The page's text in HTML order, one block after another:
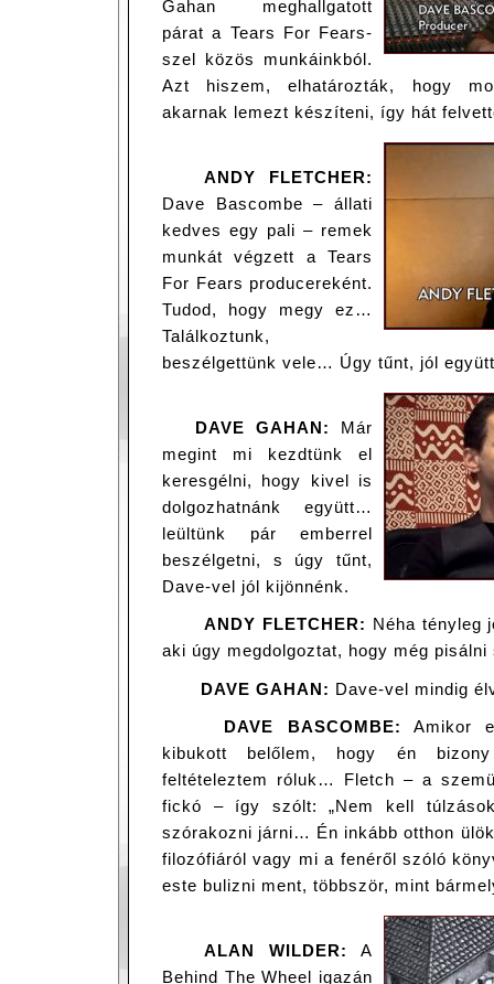
Gahan meghallgatott
párat a Tears For Fears-
szel közös munkáinkból.
Azt hiszem, elhatározták, hogy
akarnak lemezt készíteni, így hát
ANDY FLETCHER:
Dave Bascombe – állati
kedves egy pali – remek
munkát végzett a Tears
For Fears producereként.
Tudod, hogy megy ez…
Találkoztunk,
beszélgettünk vele… Úgy tűnt, jól
DAVE GAHAN:
Már
megint mi kezdtünk el
keresgélni, hogy kivel is
dolgozhatnánk együtt…
leültünk pár emberrel
beszélgetni, s úgy tűnt,
Dave-vel jól kijönnénk.
ANDY FLETCHER: Néha tényleg
aki úgy megdolgoztat, hogy még
DAVE GAHAN: Dave-vel mindig
DAVE BASCOMBE: Amikor
kibukott belőlem, hogy én bizony
feltételeztem róluk… Fletch – a
fickó – így szólt: „Nem kell
szórakozni járni… Én inkább otthon
filozófiáról vagy mi a fenéről szóló
este bulizni ment, többször, mint
ALAN WILDER:
A
Behind The Wheel igazán